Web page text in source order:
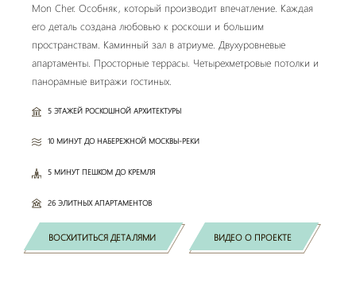
Mon Cher. Особняк, который производит впечатление. Каждая
его деталь создана любовью к роскоши и большим
пространствам. Каминный зал в атриуме. Двухуровневые
апартаменты. Просторные террасы. Четырехметровые потолки и
панорамные витражи гостиных.
5 ЭТАЖЕЙ РОСКОШНОЙ АРХИТЕКТУРЫ
10 МИНУТ ДО НАБЕРЕЖНОЙ МОСКВЫ-РЕКИ
5 МИНУТ ПЕШКОМ ДО КРЕМЛЯ
26 ЭЛИТНЫХ АПАРТАМЕНТОВ
ВОСХИТИТЬСЯ ДЕТАЛЯМИ ВИДЕО О ПРОЕКТЕ